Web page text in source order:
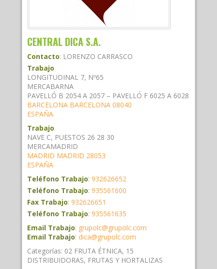
CENTRAL DICA S.A.
Contacto: LORENZO CARRASCO
Trabajo
LONGITUDINAL 7, Nº65
MERCABARNA
PAVELLÓ B 2054 A 2057 – PAVELLÓ F 6025 A 6028
BARCELONA BARCELONA 08040
ESPAÑA
Trabajo
NAVE C, PUESTOS 26 28 30
MERCAMADRID
MADRID MADRID 28053
ESPAÑA
Teléfono Trabajo: 932626652
Teléfono Trabajo: 935561600
Fax Trabajo: 932626651
Teléfono Trabajo: 935561635
Email Trabajo: grupolc@grupolc.com
Email Trabajo: dica@grupolc.com
Categorías: 02 FRUTA ÉTNICA, 15
DISTRIBUIDORAS, FRUTAS Y HORTALIZAS